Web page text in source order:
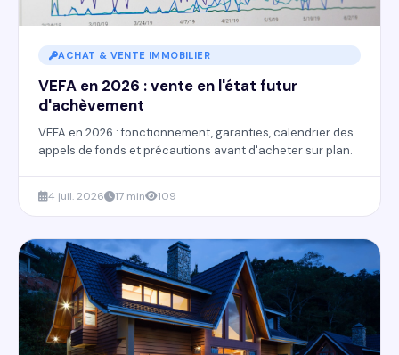
ACHAT & VENTE IMMOBILIER
VEFA en 2026 : vente en l'état futur
d'achèvement
VEFA en 2026 : fonctionnement, garanties, calendrier des
appels de fonds et précautions avant d'acheter sur plan.
4 juil. 2026 17 min 109